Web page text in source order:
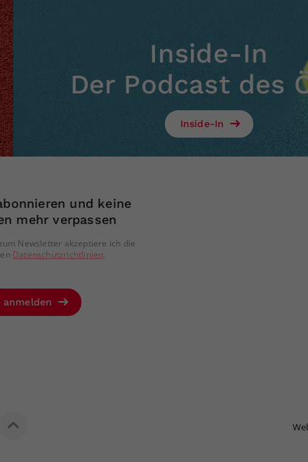
Inside-In
Der Podcast des
Inside-In
und keine
mehr verpassen
Newsletter akzeptiere ich die
Datenschutzrichtlinien.